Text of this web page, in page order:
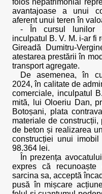
folos nepatrimonial
avantajoase a unui
aferent unui teren în
- În cursul lunilor
inculpatul B. V. M. i-ar fi
Gireadă Dumitru-
atestarea prestării în
transport agregate.
De asemenea, în
2024, în calitate de
comerciale, inculpatul
mită, lui Oloeriu Dan,
Botoșani, plata
materiale de
de beton și realizarea
construcției unui
98.364 lei.
În prezența
expres că recunoaște
sarcina sa, acceptă
pusă în mișcare